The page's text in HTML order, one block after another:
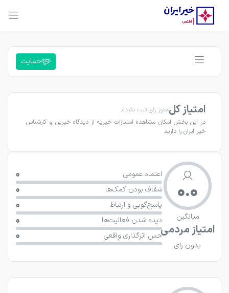
حمایت
امتیاز کلهنوز رای ثبت نشده.
در این بخش امکان مشاهده امتیازات خیریه از دیدگاه خیرین و کارشناس
خیر ایران را دارید
0.0
میانگین
امتیاز مردمی
بدون رای
اعتماد عمومی 0
شفاف بودن کمک‌ها 0
پاسخ‌گویی و ارتباط 0
دیده شدن فعالیت‌ها 0
حس اثرگذاری واقعی 0